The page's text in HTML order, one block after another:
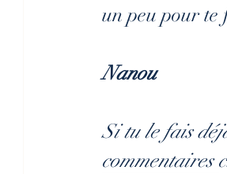
un peu pour
Nanou
Si tu le fais
commentaires